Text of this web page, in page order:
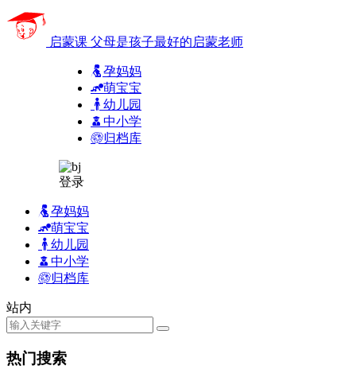
启蒙课 父母是孩子最好的启蒙老师
孕妈妈
萌宝宝
幼儿园
中小学
归档库
登录
孕妈妈
萌宝宝
幼儿园
中小学
归档库
站内
热门搜索